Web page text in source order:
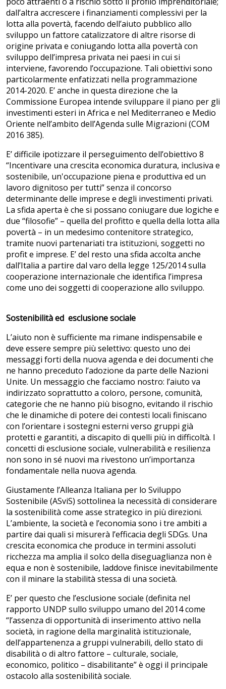
dall’altra accrescere i finanziamenti complessivi per la
lotta alla povertà, facendo dell’aiuto pubblico allo
sviluppo un fattore catalizzatore di altre risorse di
origine privata e coniugando lotta alla povertà con
sviluppo dell’impresa privata nei paesi in cui si
interviene, favorendo l’occupazione. Tali obiettivi sono
particolarmente enfatizzati nella programmazione
2014-2020. E’ anche in questa direzione che la
Commissione Europea intende sviluppare il piano per gli
investimenti esteri in Africa e nel Mediterraneo e Medio
Oriente nell’ambito dell’Agenda sulle Migrazioni (COM
2016 385).
E’ difficile ipotizzare il perseguimento dell’obiettivo 8
“Incentivare una crescita economica duratura, inclusiva e
sostenibile, un'occupazione piena e produttiva ed un
lavoro dignitoso per tutti” senza il concorso
determinante delle imprese e degli investimenti privati.
La sfida aperta è che si possano coniugare due logiche e
due “filosofie” – quella del profitto e quella della lotta alla
povertà – in un medesimo contenitore strategico,
tramite nuovi partenariati tra istituzioni, soggetti no
profit e imprese. E’ del resto una sfida accolta anche
dall’Italia a partire dal varo della legge 125/2014 sulla
cooperazione internazionale che identifica l’impresa
come uno dei soggetti di cooperazione allo sviluppo.
Sostenibilità ed esclusione sociale
L’aiuto non è sufficiente ma rimane indispensabile e
deve essere sempre più selettivo: questo uno dei
messaggi forti della nuova agenda e dei documenti che
ne hanno preceduto l’adozione da parte delle Nazioni
Unite. Un messaggio che facciamo nostro: l’aiuto va
indirizzato soprattutto a coloro, persone, comunità,
categorie che ne hanno più bisogno, evitando il rischio
che le dinamiche di potere dei contesti locali finiscano
con l’orientare i sostegni esterni verso gruppi già
protetti e garantiti, a discapito di quelli più in difficoltà. I
concetti di esclusione sociale, vulnerabilità e resilienza
non sono in sé nuovi ma rivestono un’importanza
fondamentale nella nuova agenda.
Giustamente l’Alleanza Italiana per lo Sviluppo
Sostenibile (ASviS) sottolinea la necessità di considerare
la sostenibilità come asse strategico in più direzioni.
L’ambiente, la società e l’economia sono i tre ambiti a
partire dai quali si misurerà l’efficacia degli SDGs. Una
crescita economica che produce in termini assoluti
ricchezza ma amplia il solco della diseguaglianza non è
equa e non è sostenibile, laddove finisce inevitabilmente
con il minare la stabilità stessa di una società.
E’ per questo che l’esclusione sociale (definita nel
rapporto UNDP sullo sviluppo umano del 2014 come
“l’assenza di opportunità di inserimento attivo nella
società, in ragione della marginalità istituzionale,
dell’appartenenza a gruppi vulnerabili, dello stato di
disabilità o di altro fattore – culturale, sociale,
economico, politico – disabilitante” è oggi il principale
ostacolo alla sostenibilità sociale.